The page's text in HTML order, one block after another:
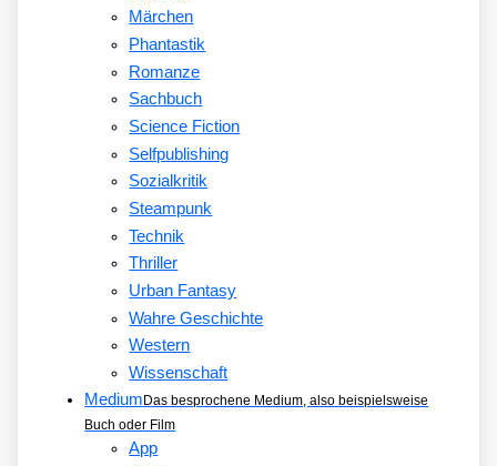
Märchen
Phantastik
Romanze
Sachbuch
Science Fiction
Selfpublishing
Sozialkritik
Steampunk
Technik
Thriller
Urban Fantasy
Wahre Geschichte
Western
Wissenschaft
Medium Das besprochene Medium, also beispielsweise
Buch oder Film
App